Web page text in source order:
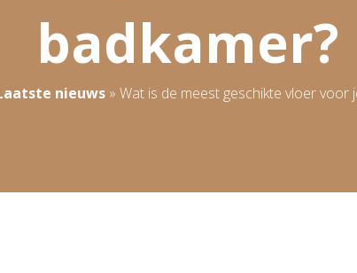
badkamer?
nieuws » Wat is de meest geschikte vloer voor